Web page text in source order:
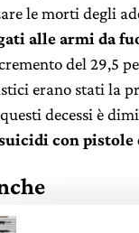
le morti degli
alle armi da
del 29,5
erano stati la
decessi è
con pistole